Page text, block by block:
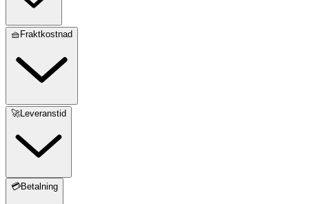
(järnfumarat), ytbehandlingsmedel (magnesiumsalter av
askorbinsyra), arom.
🧺Fraktkostnad
🚀Leveranstid
💳Betalning